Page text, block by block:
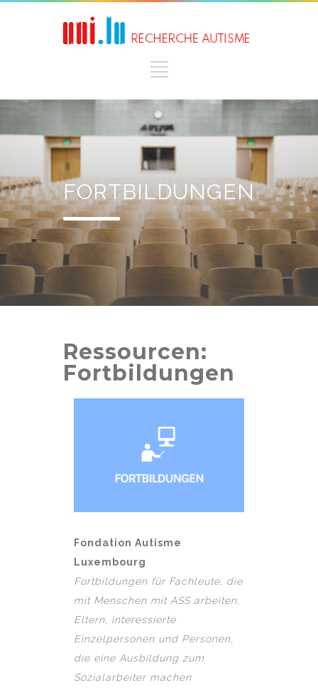
FORTBILDUNGEN
Ressourcen:
Fortbildungen
Fondation Autisme
Luxembourg
Fortbildungen für Fachleute, die
mit Menschen mit ASS arbeiten,
Eltern, interessierte
Einzelpersonen und Personen,
die eine Ausbildung zum
Sozialarbeiter machen